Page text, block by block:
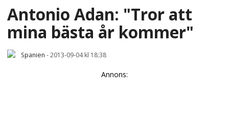
Antonio Adan: "Tror att
mina bästa år kommer"
Spanien -2013-09-04 kl 18:38
Annons: